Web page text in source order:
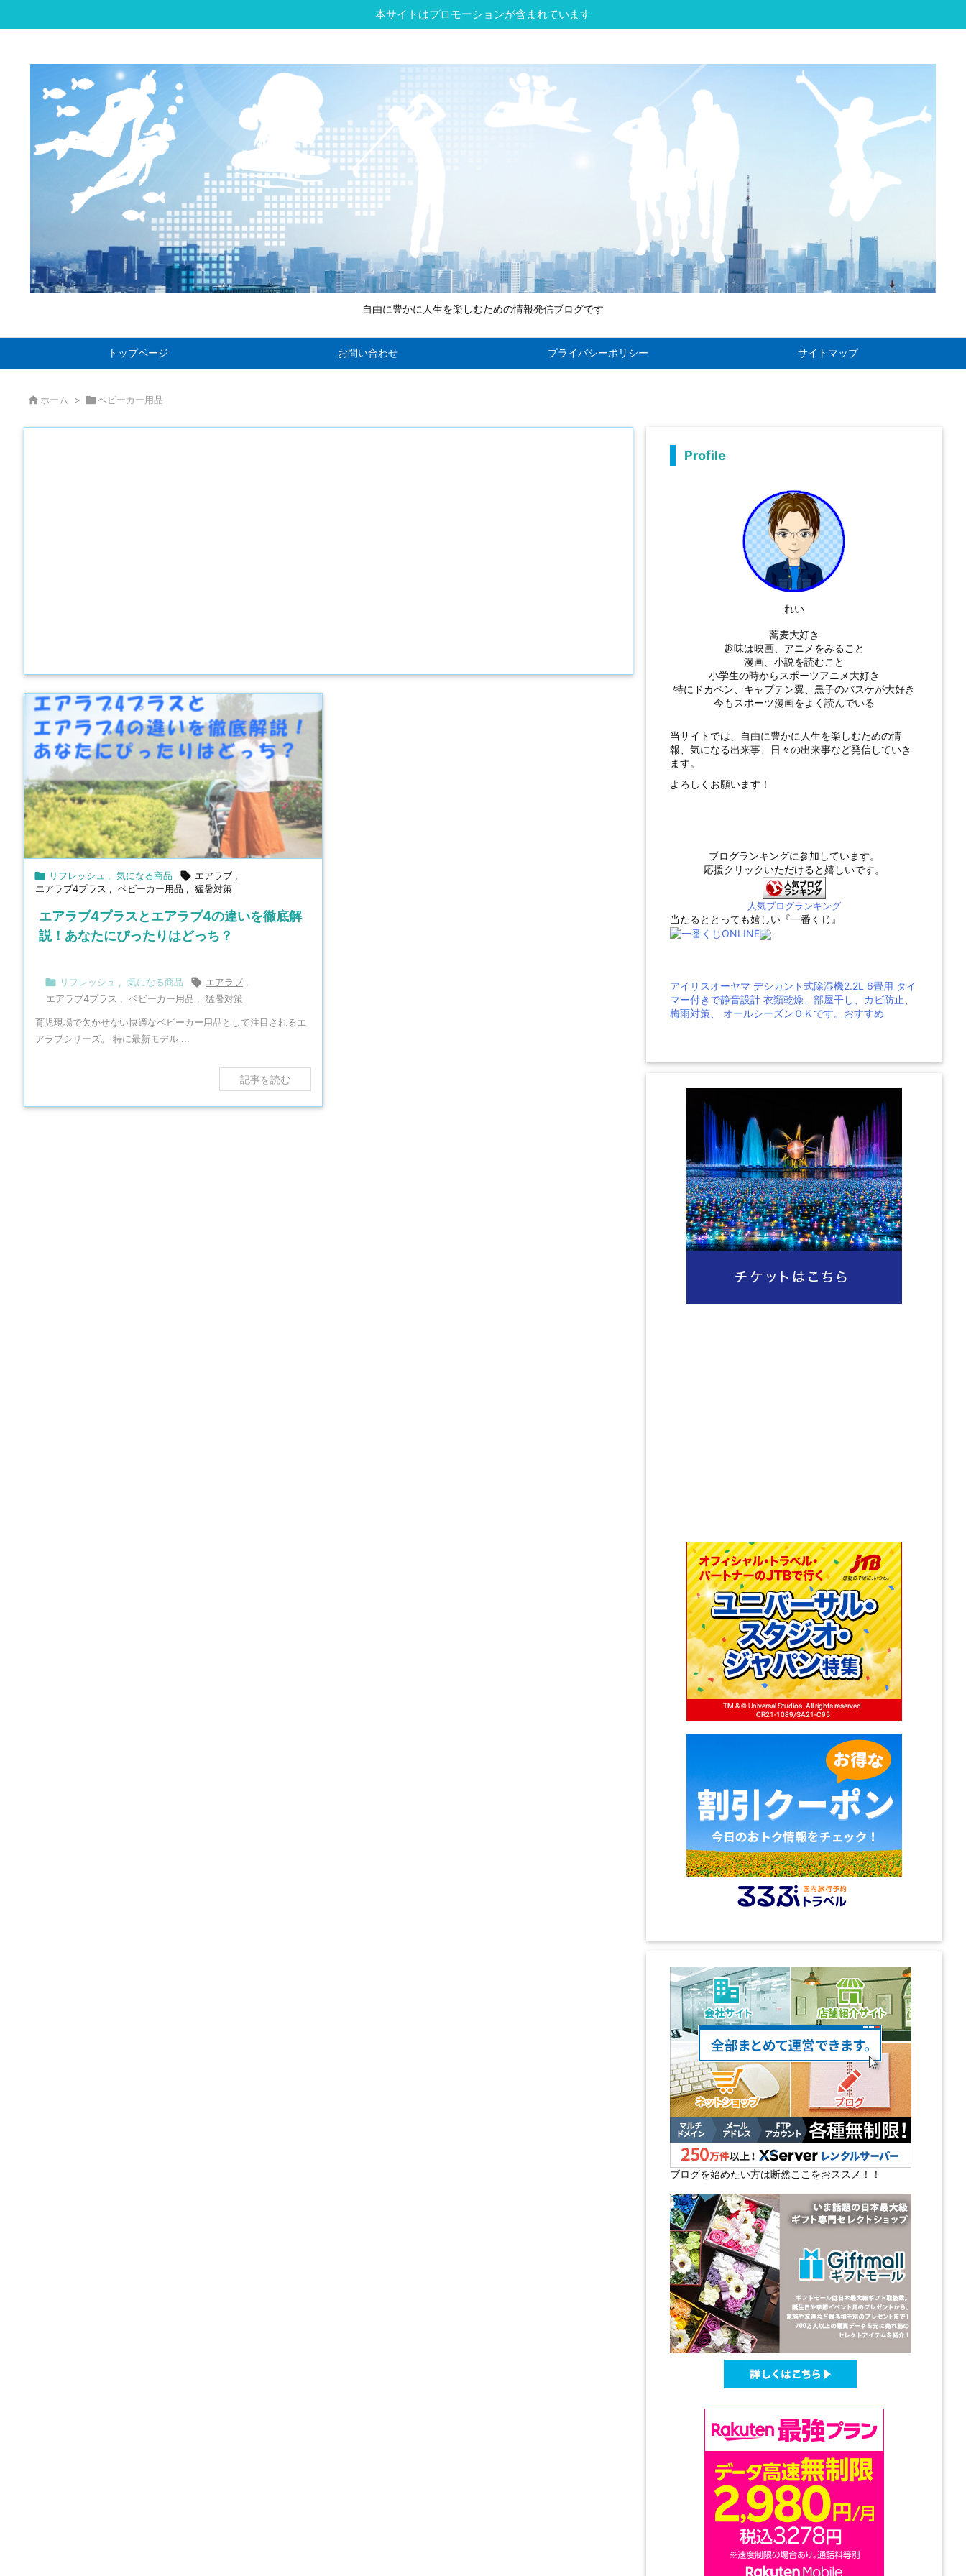
本サイトはプロモーションが含まれています
自由に豊かに人生を楽しむための情報発信ブログです
トップページ お問い合わせ プライバシーポリシー サイトマップ
ホーム > ベビーカー用品
 リフレッシュ , 気になる商品  エアラブ ,
エアラブ4プラス , ベビーカー用品 , 猛暑対策
エアラブ4プラスとエアラブ4の違いを徹底解
説！あなたにぴったりはどっち？
 リフレッシュ , 気になる商品  エアラブ ,
エアラブ4プラス , ベビーカー用品 , 猛暑対策
育児現場で欠かせない快適なベビーカー用品として注目されるエ
アラブシリーズ。 特に最新モデル ...
記事を読む
Profile
れい
蕎麦大好き
趣味は映画、アニメをみること
漫画、小説を読むこと
小学生の時からスポーツアニメ大好き
特にドカベン、キャプテン翼、黒子のバスケが大好き
今もスポーツ漫画をよく読んでいる
当サイトでは、自由に豊かに人生を楽しむための情
報、気になる出来事、日々の出来事など発信していき
ます。
よろしくお願います！
ブログランキングに参加しています。
応援クリックいただけると嬉しいです。
人気ブログランキング
当たるととっても嬉しい『一番くじ』
アイリスオーヤマ デシカント式除湿機2.2L 6畳用 タイ
マー付きで静音設計 衣類乾燥、部屋干し、カビ防止、
梅雨対策、 オールシーズンＯＫです。おすすめ
ブログを始めたい方は断然ここをおススメ！！